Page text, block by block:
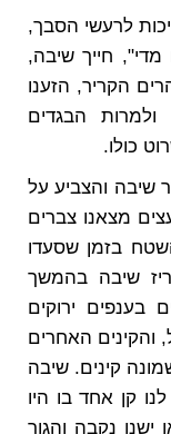
לרעשי הסבך,
מדי", חייך שיבה,
הקריר, הזענו
הבגדים
כולו.
שיבה והצביע על
מצאנו צברים
בזמן שסעדו
שיבה בהמשך
בענפים ירוקים
והקינים האחרים
קינים. שיבה
קן אחד בו היו
ישנו נקבה והגור